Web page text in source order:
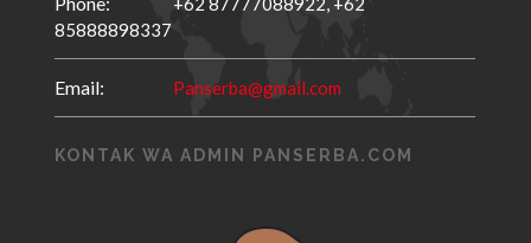
85888898337
Email: Panserba@gmail.com
KONTAK WA ADMIN PANSERBA.COM